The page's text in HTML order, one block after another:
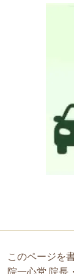
このページを
院一心堂 院長